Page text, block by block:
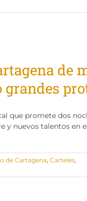
de
que promete dos
y nuevos talentos en
de Cartagena, Carteles,